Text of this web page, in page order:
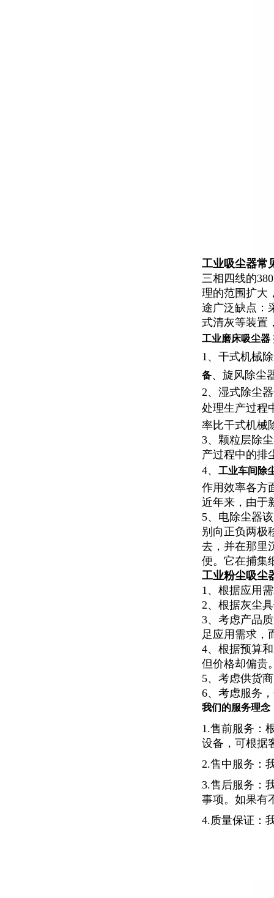
工业吸尘器常
三相四线的
理的范围扩大
途广泛缺点：
式清灰等装置
工业磨床吸尘器
1、干式机械
备、旋风除尘
2、湿式除尘
处理生产过程
率比干式机械
3、颗粒层除
产过程中的排
4、 工业车间除
作用效率各方
近年来，由于
5、电除尘器
别向正负两极
去，并在那里
便。它在捕集
工业粉尘吸尘
1、根据应用
2、根据灰尘
3、考虑产品
足应用需求，
4、根据预算
但价格却偏贵
5、考虑供货
6、考虑服务
我们的服务理念
1.售前服务：
设备，可根据
2.售中服务：
3.售后服务：
事项。如果有
4.质量保证：